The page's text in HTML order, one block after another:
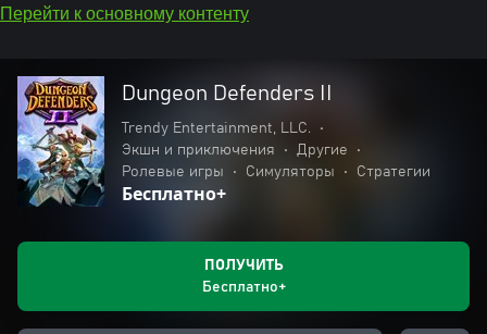
Перейти к основному контенту
Dungeon Defenders II
Trendy Entertainment, LLC.
•
Экшн и приключения
• Другие
•
Ролевые игры
• Симуляторы • Стратегии
Бесплатно+
ПОЛУЧИТЬ
Бесплатно+